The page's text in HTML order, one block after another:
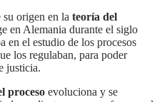
su origen en la teoría del
en Alemania durante el siglo
en el estudio de los procesos
los regulaban, para poder
justicia.
proceso evoluciona y se